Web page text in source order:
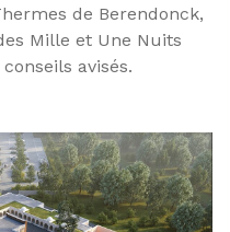
de Berendonck,
Mille et Une Nuits
avisés.